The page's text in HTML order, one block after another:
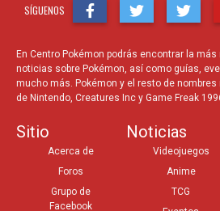
SÍGUENOS
En Centro Pokémon podrás encontrar la
noticias sobre Pokémon, así como guías,
mucho más. Pokémon y el resto de
de Nintendo, Creatures Inc y Game Freak
Sitio
Acerca de
Foros
Grupo de
Facebook
Noticias
Videojuegos
Anime
TCG